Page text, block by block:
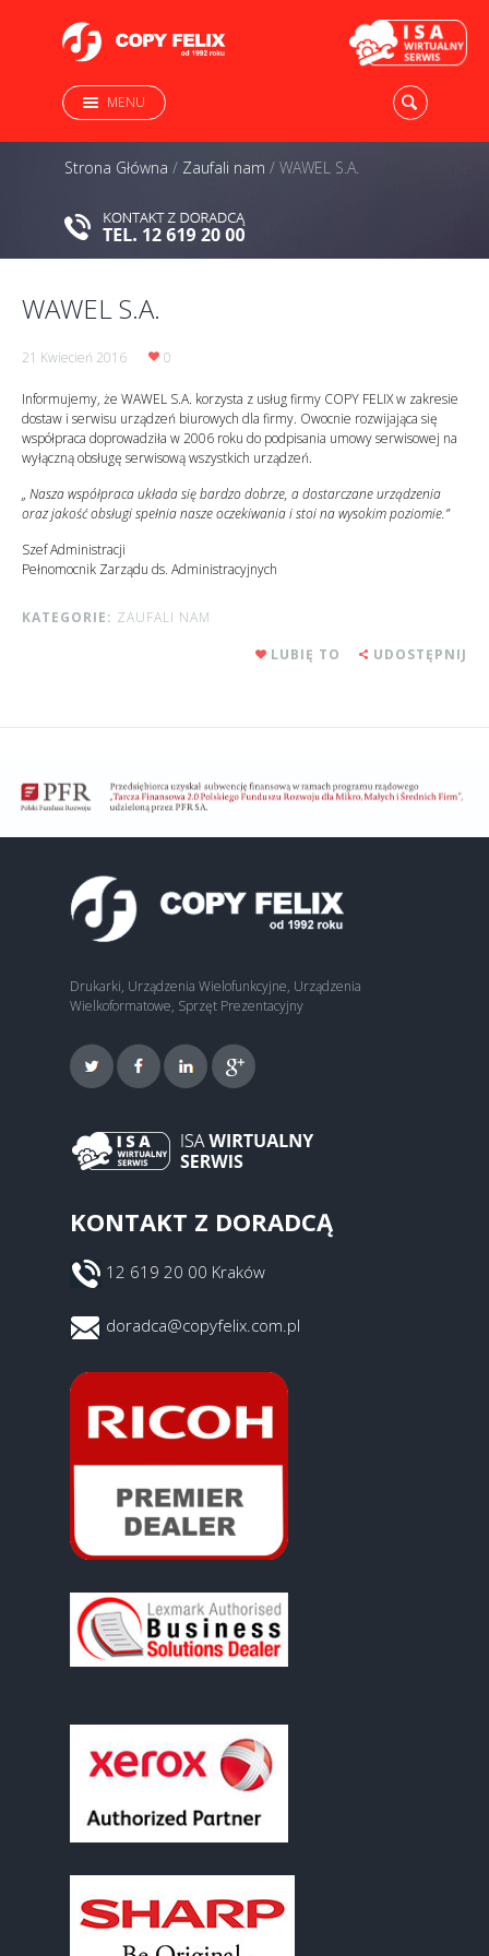
MENU
Strona Główna / Zaufali nam / WAWEL S.A.
WAWEL S.A.
21 Kwiecień 2016 0
Informujemy, że WAWEL S.A. korzysta z usług firmy COPY FELIX w zakresie
dostaw i serwisu urządzeń biurowych dla firmy. Owocnie rozwijająca się
współpraca doprowadziła w 2006 roku do podpisania umowy serwisowej na
wyłączną obsługę serwisową wszystkich urządzeń.
„ Nasza współpraca układa się bardzo dobrze, a dostarczane urządzenia
oraz jakość obsługi spełnia nasze oczekiwania i stoi na wysokim poziomie.”
Szef Administracji
Pełnomocnik Zarządu ds. Administracyjnych
KATEGORIE: ZAUFALI NAM
LUBIĘ TO
UDOSTĘPNIJ
Drukarki, Urządzenia Wielofunkcyjne, Urządzenia
Wielkoformatowe, Sprzęt Prezentacyjny
KONTAKT Z DORADCĄ
12 619 20 00 Kraków
doradca@copyfelix.com.pl